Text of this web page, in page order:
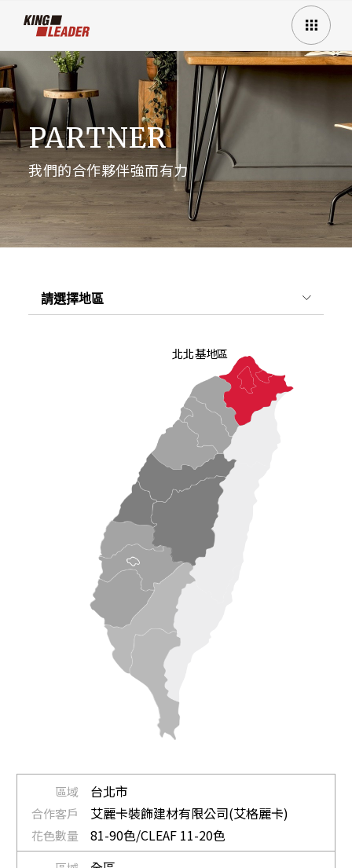
PARTNER
我們的合作夥伴強而有力
請選擇地區
北北基地區
台北市
艾麗卡裝飾建材有限公司(艾格麗卡)
81-90色/CLEAF 11-20色